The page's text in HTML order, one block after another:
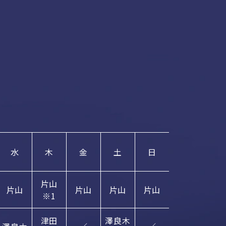
水 木 金 土 日
片山
片山
※1
片山 片山 片山
津田 澤良木